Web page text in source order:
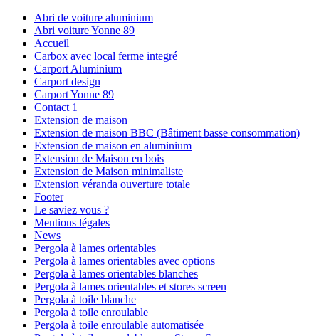
Abri de voiture aluminium
Abri voiture Yonne 89
Accueil
Carbox avec local ferme integré
Carport Aluminium
Carport design
Carport Yonne 89
Contact 1
Extension de maison
Extension de maison BBC (Bâtiment basse consommation)
Extension de maison en aluminium
Extension de Maison en bois
Extension de Maison minimaliste
Extension véranda ouverture totale
Footer
Le saviez vous ?
Mentions légales
News
Pergola à lames orientables
Pergola à lames orientables avec options
Pergola à lames orientables blanches
Pergola à lames orientables et stores screen
Pergola à toile blanche
Pergola à toile enroulable
Pergola à toile enroulable automatisée